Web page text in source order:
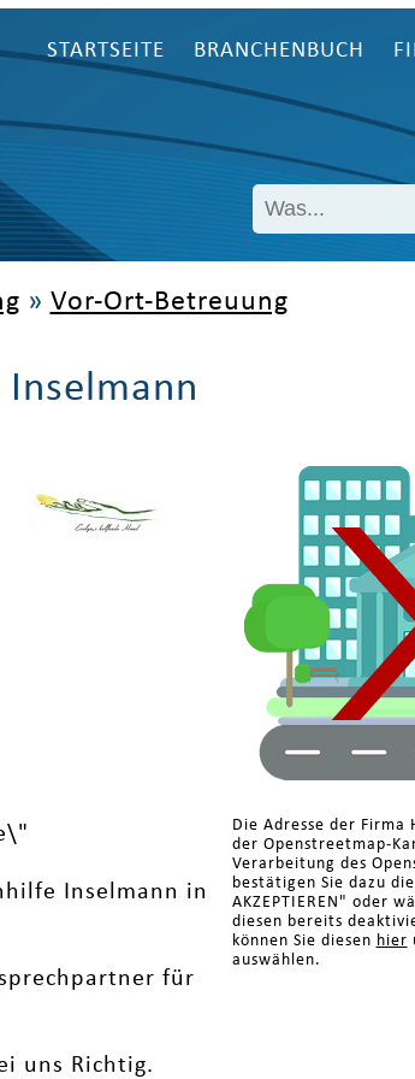
STARTSEITE BRANCHENBUCH
» Vor-Ort-Betreuung
Inselmann in
für
uns Richtig.
Die Adresse der
der Openstreetmap-
Verarbeitung des
bestätigen Sie dazu
AKZEPTIEREN" oder
diesen bereits
können Sie diesen hier
auswählen.